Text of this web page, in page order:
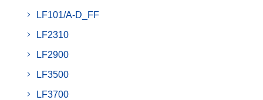
LF101/A-D_FF
LF2310
LF2900
LF3500
LF3700